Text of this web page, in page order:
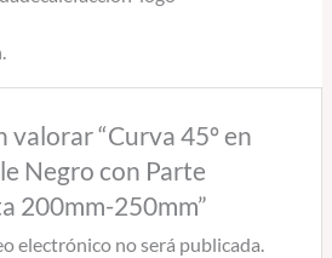
valorar “Curva 45º en
Negro con Parte
200mm-250mm”
electrónico no será publicada.